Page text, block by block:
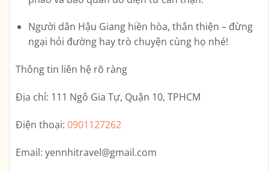
Người dân Hậu Giang hiền hòa, thân thiện – đừng
ngại hỏi đường hay trò chuyện cùng họ nhé!
Thông tin liên hệ rõ ràng
Địa chỉ: 111 Ngô Gia Tự, Quận 10, TPHCM
Điện thoại: 0901127262
Email: yennhitravel@gmail.com